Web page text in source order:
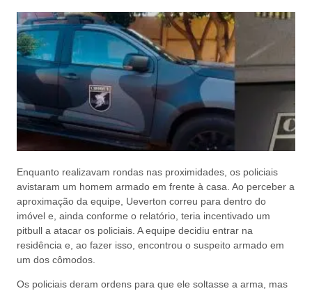
Enquanto realizavam rondas nas proximidades, os policiais
avistaram um homem armado em frente à casa. Ao perceber a
aproximação da equipe, Ueverton correu para dentro do
imóvel e, ainda conforme o relatório, teria incentivado um
pitbull a atacar os policiais. A equipe decidiu entrar na
residência e, ao fazer isso, encontrou o suspeito armado em
um dos cômodos.
Os policiais deram ordens para que ele soltasse a arma, mas